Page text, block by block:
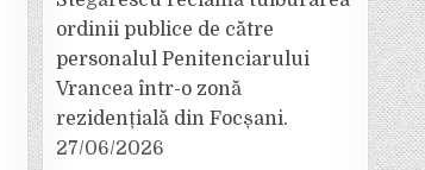
ordinii publice de către
personalul Penitenciarului
Vrancea într-o zonă
rezidențială din Focșani.
27/06/2026